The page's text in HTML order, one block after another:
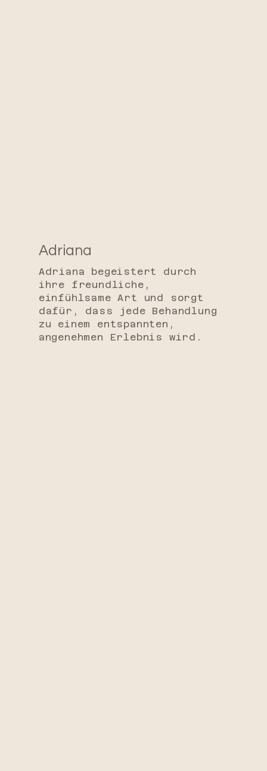
Adriana
Adriana begeistert durch
ihre freundliche,
einfühlsame Art und sorgt
dafür, dass jede Behandlung
zu einem entspannten,
angenehmen Erlebnis wird.